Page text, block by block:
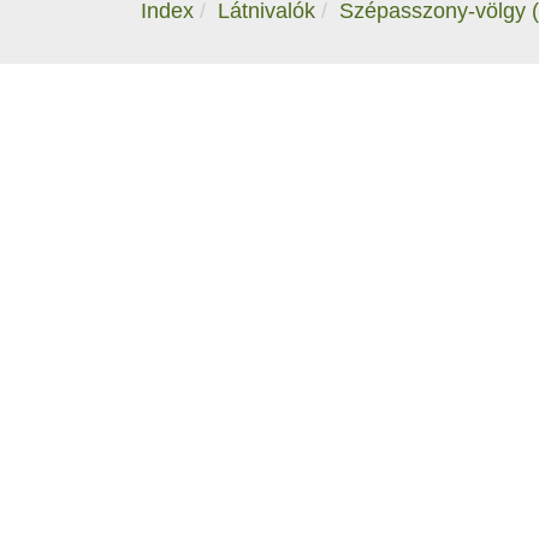
Index Látnivalók Szépasszony-völgy